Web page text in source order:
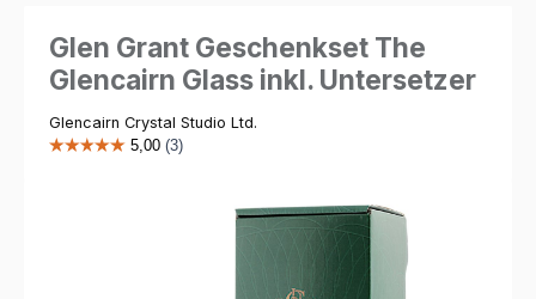
Glen Grant Geschenkset The
Glencairn Glass inkl. Untersetzer
Glencairn Crystal Studio Ltd.
Bildergalerie überspringen